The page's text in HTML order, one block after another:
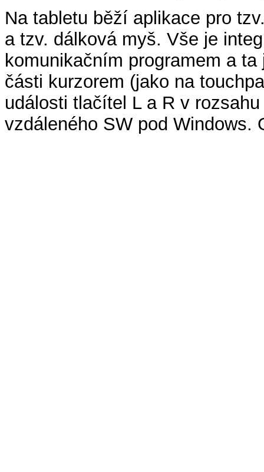
Na tabletu běží aplikace pro
a tzv. dálková myš. Vše je
komunikačním programem a
části kurzorem (jako na
události tlačítel L a R v
vzdáleného SW pod Windows.